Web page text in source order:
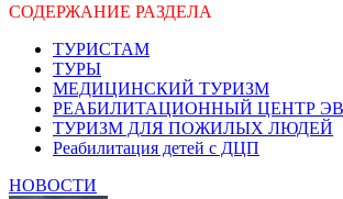
СОДЕРЖАНИЕ РАЗДЕЛА
ТУРИСТАМ
ТУРЫ
МЕДИЦИНСКИЙ ТУРИЗМ
РЕАБИЛИТАЦИОННЫЙ ЦЕНТР
ТУРИЗМ ДЛЯ ПОЖИЛЫХ ЛЮДЕЙ
Реабилитация детей с ДЦП
НОВОСТИ